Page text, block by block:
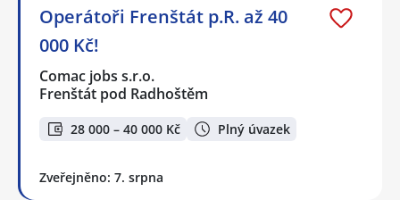
Operátoři Frenštát p.R. až 40
000 Kč!
Comac jobs s.r.o.
Frenštát pod Radhoštěm
28 000 – 40 000 Kč Plný úvazek
Zveřejněno: 7. srpna